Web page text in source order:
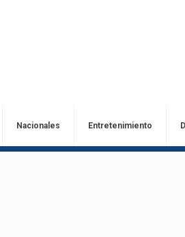
Nacionales Entretenimiento